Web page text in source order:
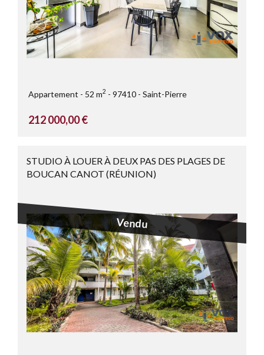
Appartement 52 m2 97410 Saint-Pierre
212 000,00 €
STUDIO À LOUER À DEUX PAS DES PLAGES DE
BOUCAN CANOT (RÉUNION)
Vendu